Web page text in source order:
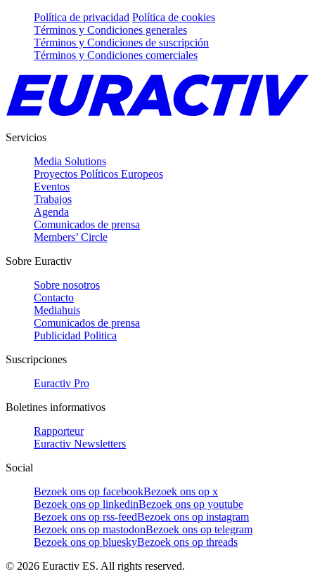
Política de privacidad Política de cookies
Términos y Condiciones generales
Términos y Condiciones de suscripción
Términos y Condiciones comerciales
Servicios
Media Solutions
Proyectos Políticos Europeos
Eventos
Trabajos
Agenda
Comunicados de prensa
Members’ Circle
Sobre Euractiv
Sobre nosotros
Contacto
Mediahuis
Comunicados de prensa
Publicidad Politica
Suscripciones
Euractiv Pro
Boletines informativos
Rapporteur
Euractiv Newsletters
Social
Bezoek ons op facebookBezoek ons op x
Bezoek ons op linkedinBezoek ons op youtube
Bezoek ons op rss-feedBezoek ons op instagram
Bezoek ons op mastodonBezoek ons op telegram
Bezoek ons op blueskyBezoek ons op threads
© 2026 Euractiv ES. All rights reserved.